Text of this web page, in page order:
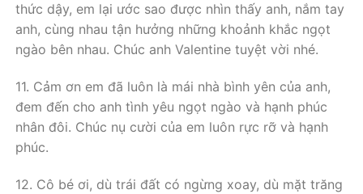
thức dậy, em lại ước sao được nhìn thấy anh, nắm tay
anh, cùng nhau tận hưởng những khoảnh khắc ngọt
ngào bên nhau. Chúc anh Valentine tuyệt vời nhé.
11. Cảm ơn em đã luôn là mái nhà bình yên của anh,
đem đến cho anh tình yêu ngọt ngào và hạnh phúc
nhân đôi. Chúc nụ cười của em luôn rực rỡ và hạnh
phúc.
12. Cô bé ơi, dù trái đất có ngừng xoay, dù mặt trăng